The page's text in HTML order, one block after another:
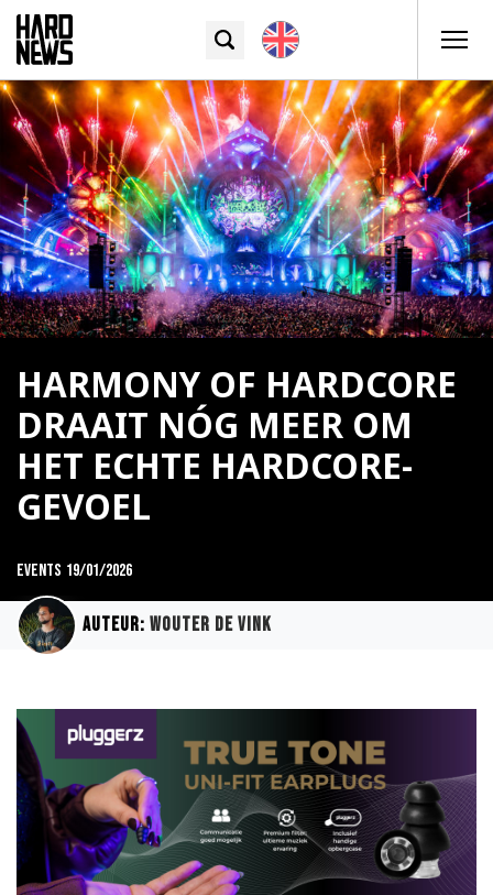
HARMONY OF HARDCORE
DRAAIT NÓG MEER OM
HET ECHTE HARDCORE-
GEVOEL
Events 19/01/2026
Auteur: Wouter de Vink